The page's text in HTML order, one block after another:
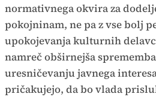
normativnega okvira za
pokojninam, ne pa z vse bolj
upokojevanja kulturnih
namreč obširnejša
uresničevanju javnega
pričakujejo, da bo vlada